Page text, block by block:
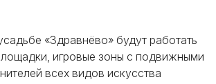
«Здравнёво» будут работать
игровые зоны с подвижными
всех видов искусства